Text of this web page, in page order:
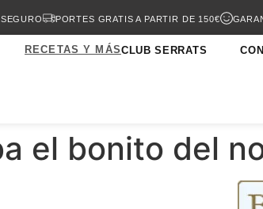
PORTES GRATIS A PARTIR DE 150€
RECETAS Y MÁSCLUB SERRATS
el bonito del